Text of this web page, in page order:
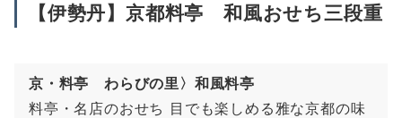
【伊勢丹】京都料亭 和風おせち三段重
京・料亭 わらびの里〉和風料亭
料亭・名店のおせち 目でも楽しめる雅な京都の味